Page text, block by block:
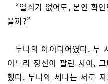
“열쇠가 없어도, 본인 확
을까?”
두나의 아이디어였다. 두
이느라 정신이 팔린 사이,
했다. 두나와 세나는 서로